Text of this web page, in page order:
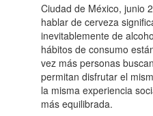
Ciudad de México, junio
hablar de cerveza
inevitablemente de
hábitos de consumo
vez más personas
permitan disfrutar el
la misma experiencia
más equilibrada.